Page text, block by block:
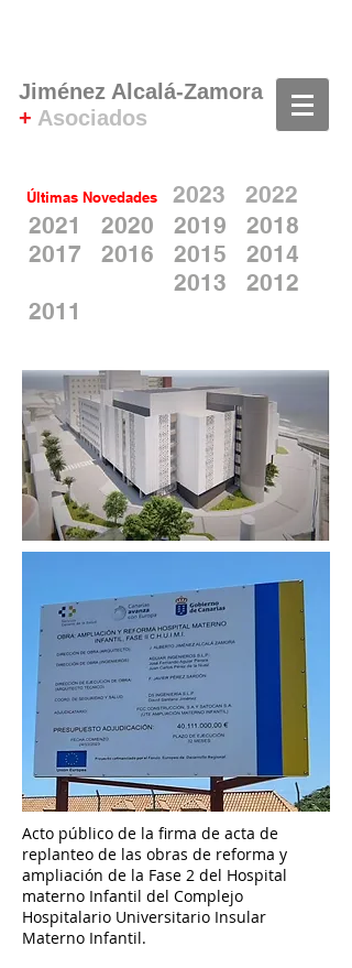
Jiménez Alcalá-Zamora
+ Asociados
Últimas Novedades 2023 2022
2021
2020 2019
2018
2017
2016 2015
2014
2013
2012
2011
Acto público de la firma de acta de
replanteo de las obras de reforma y
ampliación de la Fase 2 del Hospital
materno Infantil del Complejo
Hospitalario Universitario Insular
Materno Infantil.